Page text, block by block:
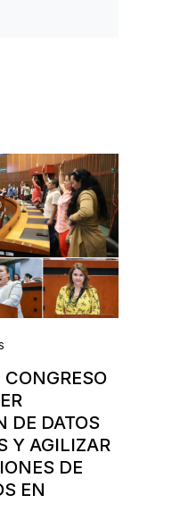
CONGRESO
DE DATOS
Y AGILIZAR
DE
EN